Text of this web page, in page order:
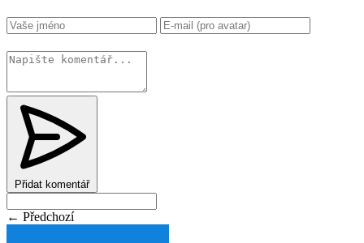
Přidat komentář
← Předchozí